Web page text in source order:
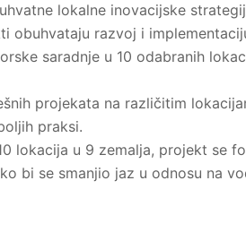
lokalne inovacijske
obuhvataju razvoj i
saradnje u 10 odabranih
projekata na različitim
praksi.
lokacija u 9 zemalja, projekt se
bi se smanjio jaz u odnosu na